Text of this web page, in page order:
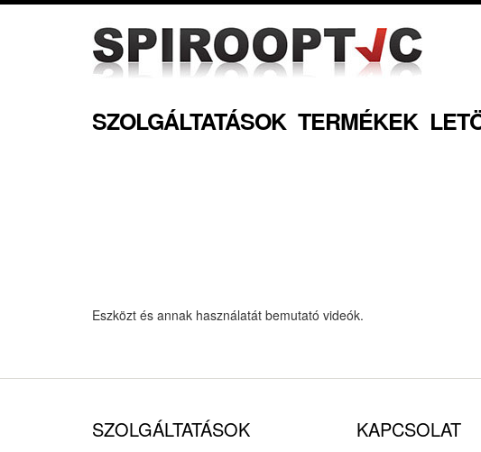
SZOLGÁLTATÁSOK TERMÉKEK
Eszközt és annak használatát bemutató videók.
SZOLGÁLTATÁSOK KAPCSOLAT